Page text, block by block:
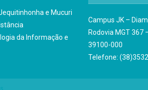
e Mucuri
da Informação e
Campus JK –
Rodovia MGT 367
39100-000
Telefone: